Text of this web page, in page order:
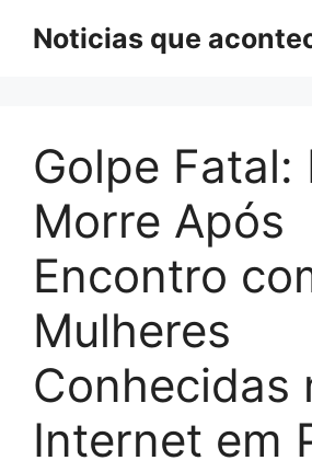
Noticias que
Golpe Fatal:
Morre Após
Encontro
Mulheres
Conhecidas
Internet em